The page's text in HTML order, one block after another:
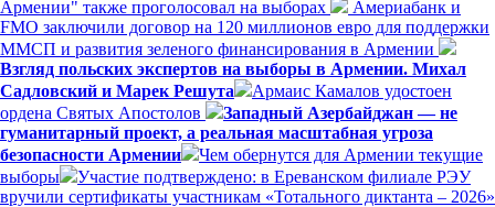
Армении" также проголосовал на выборах
Америабанк и
FMO заключили договор на 120 миллионов евро для поддержки
ММСП и развития зеленого финансирования в Армении
Взгляд польских экспертов на выборы в Армении. Михал
Садловский и Марек Решута
Армаис Камалов удостоен
ордена Святых Апостолов
Западный Азербайджан — не
гуманитарный проект, а реальная масштабная угроза
безопасности Армении
Чем обернутся для Армении текущие
выборы
Участие подтверждено: в Ереванском филиале РЭУ
вручили сертификаты участникам «Тотального диктанта – 2026»